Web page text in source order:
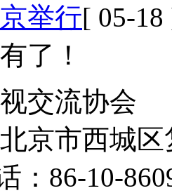
举行[ 05-18
了！
交流协会
京市西城
：86-10-